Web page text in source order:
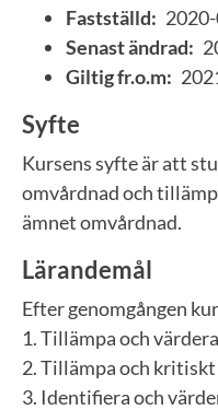
Fastställd:
Senast ändrad:
Giltig fr.o.m:
Syfte
Kursens syfte är att
omvårdnad och
ämnet omvårdnad.
Lärandemål
Efter genomgången
1. Tillämpa och
2. Tillämpa och
3. Identifiera och